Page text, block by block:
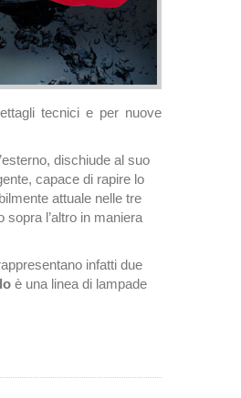
tecnici e per nuove
dischiude al suo
capace di rapire lo
attuale nelle tre
l’altro in maniera
infatti due
è una linea di lampade